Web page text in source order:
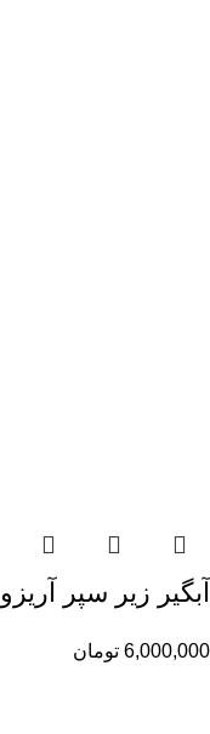
آبگیر زیر سپر آریزو ۵ معمولی ARRIZO 5
6,000,000 تومان